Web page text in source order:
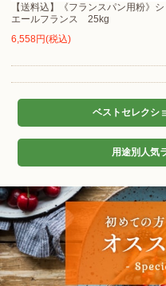
【送料込】《フランスパン用粉》シ
エールフランス 25kg
6,558円(税込)
ベストセレクシ
用途別人気